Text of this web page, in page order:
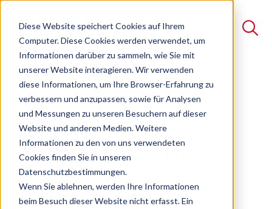
Diese Website speichert Cookies auf Ihrem
Computer. Diese Cookies werden verwendet, um
Informationen darüber zu sammeln, wie Sie mit
unserer Website interagieren. Wir verwenden
diese Informationen, um Ihre Browser-Erfahrung zu
verbessern und anzupassen, sowie für Analysen
und Messungen zu unseren Besuchern auf dieser
Website und anderen Medien. Weitere
Informationen zu den von uns verwendeten
Cookies finden Sie in unseren
Datenschutzbestimmungen.
Wenn Sie ablehnen, werden Ihre Informationen
beim Besuch dieser Website nicht erfasst. Ein
Suche
Es gibt keine Vorschläge, da das Suchfeld leer ist.
Carbon Border
Adjustment
Mechanism (CBAM)
Online-Seminar Freie Plätze verfügbar